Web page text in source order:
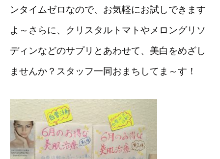
ンタイムゼロなので、お気軽にお試しできます
よ～さらに、クリスタルトマトやメロングリソ
ディンなどのサプリとあわせて、美白をめざし
ませんか？スタッフ一同おまちしてま～す！